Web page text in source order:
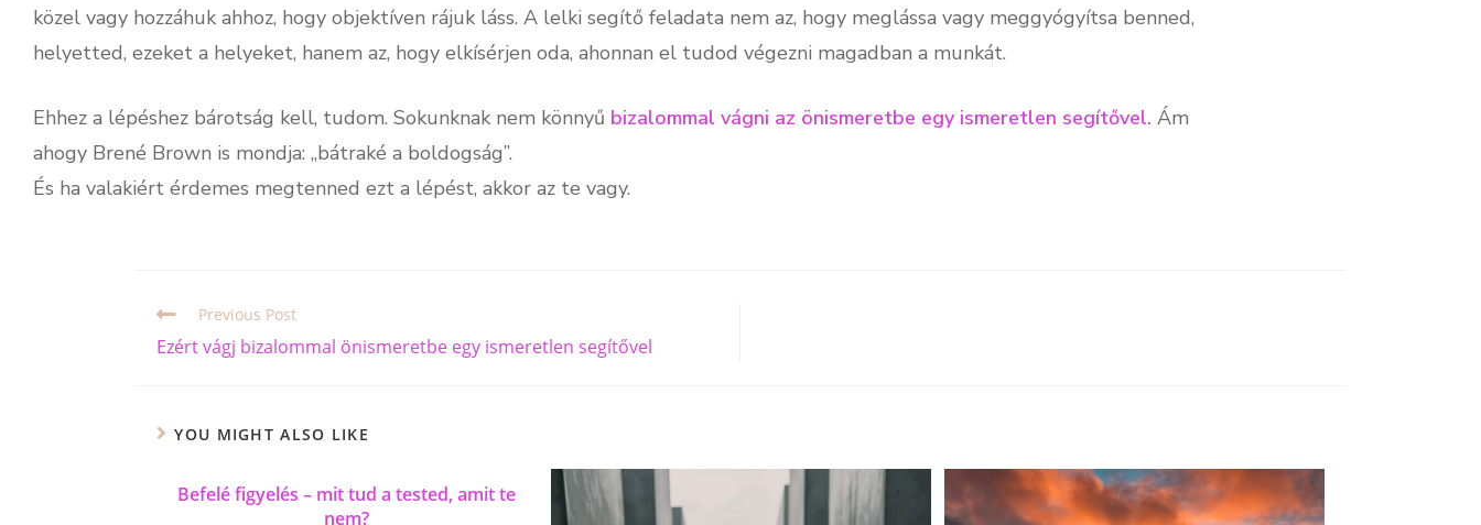
közel vagy hozzáhuk ahhoz, hogy objektíven rájuk láss. A lelki segítő feladata nem az, hogy meglássa vagy meggyógyítsa benned,
helyetted, ezeket a helyeket, hanem az, hogy elkísérjen oda, ahonnan el tudod végezni magadban a munkát.
Ehhez a lépéshez bárotság kell, tudom. Sokunknak nem könnyű bizalommal vágni az önismeretbe egy ismeretlen segítővel. Ám
ahogy Brené Brown is mondja: „bátraké a boldogság”.
És ha valakiért érdemes megtenned ezt a lépést, akkor az te vagy.
Previous Post
Ezért vágj bizalommal önismeretbe egy ismeretlen segítővel
YOU MIGHT ALSO LIKE
Befelé figyelés – mit tud a tested, amit te
nem?